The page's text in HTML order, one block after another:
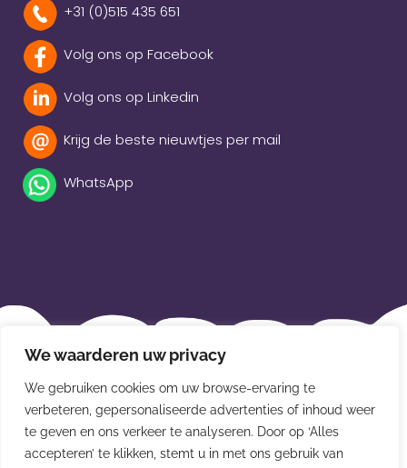
We waarderen uw privacy
We gebruiken cookies om uw browse-ervaring te
verbeteren, gepersonaliseerde advertenties of inhoud weer
te geven en ons verkeer te analyseren. Door op ‘Alles
accepteren’ te klikken, stemt u in met ons gebruik van
+31 (0)515 435 651
Volg ons op Facebook
Volg ons op Linkedin
Krijg de beste nieuwtjes per mail
WhatsApp
Beleidsverklaring
Privacybeleid
Disclaimer
Leveringsvoorwaarden